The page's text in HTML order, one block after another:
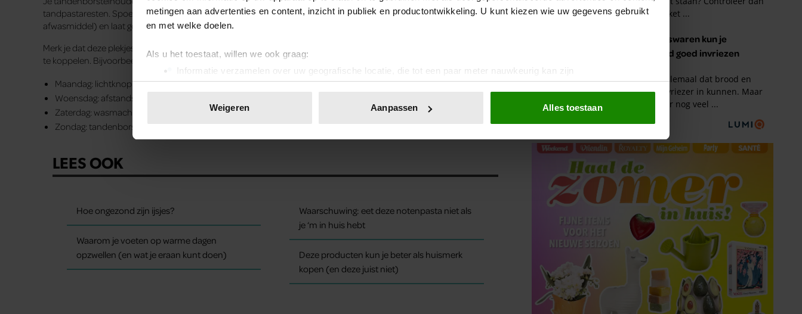
metingen aan advertenties en content, inzicht in publiek en productontwikkeling. U kunt kiezen wie uw gegevens gebruikt
en met welke doelen.
Als u het toestaat, willen we ook graag:
Informatie verzamelen over uw geografische locatie, die tot een paar meter nauwkeurig kan zijn
Uw apparaat identificeren door het actief te scannen op specifieke eigenschappen (fingerprinting)
toestemming op elk moment wijzigen of intrekken in de Cookieverklaring.
We gebruiken cookies om content en advertenties te personaliseren, om functies voor social media te bieden en om ons
media, adverteren en analyse. Deze partners kunnen deze gegevens combineren met andere informatie die u aan ze heeft
verstrekt of die ze hebben verzameld op basis van uw gebruik van hun services. U gaat akkoord met onze cookies als u
Weigeren Aanpassen Alles toestaan
tandpastaresten. Spoel je houder daarom regelmatig om en maak ‘m wekelijks schoon met warm water (optioneel:
afwasmiddel) en laat goed drogen.
Merk je dat deze plekjes er bij jou ook vaak bij inschieten? Dan kan het fijn zijn om één “vergeten plek” aan een vaste dag
te koppelen. Bijvoorbeeld:
Maandag: lichtknoppen
Woensdag: afstandsbediening
Zaterdag: wasmachine
Zondag: tandenborstelhouder
LEES OOK
Hoe ongezond zijn ijsjes?
Waarom je voeten op warme dagen
opzwellen (en wat je eraan kunt doen)
Waarschuwing: eet deze notenpasta niet als
je ‘m in huis hebt
Deze producten kun je beter als huismerk
kopen (en deze juist niet)